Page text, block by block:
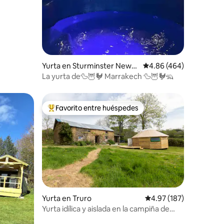
Yurta en Sturminster Newto
n
Calificación promedio:
4.86 (464)
La yurta de🦆🦉🐓 Marrakech 🦆🦉🐓🦡
De los mejores en Favorito entre huéspedes
Favorito entre huéspedes
Yurta en Truro Calificación promedio:
4.97 (187)
Yurta idílica y aislada en la campiña de